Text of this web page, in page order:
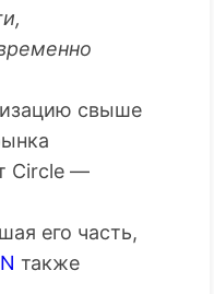
свыше
Circle —
его часть,
также